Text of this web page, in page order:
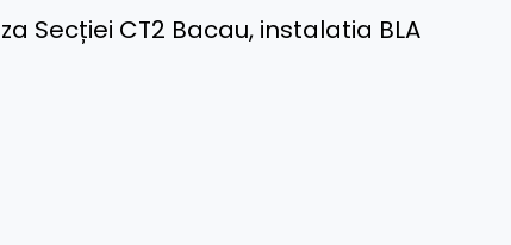
Secției CT2 Bacau, instalatia BLA